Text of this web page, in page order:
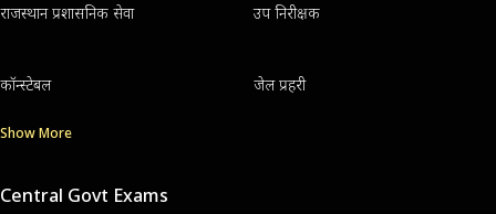
राजस्थान प्रशासनिक सेवा उप निरीक्षक
कॉन्स्टेबल जेल प्रहरी
Show More
Central Govt Exams